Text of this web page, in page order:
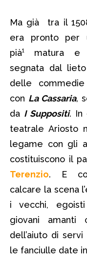
Ma già tra il
era pronto per
pià¹ matura e
segnata dal
delle
con LaCassaria,
da I Suppositi. In
teatrale Ariosto
legame con gli
costituiscono il
Terenzio. E
calcare la scena
i vecchi,
giovani amanti
dell’aiuto di
le fanciulle date